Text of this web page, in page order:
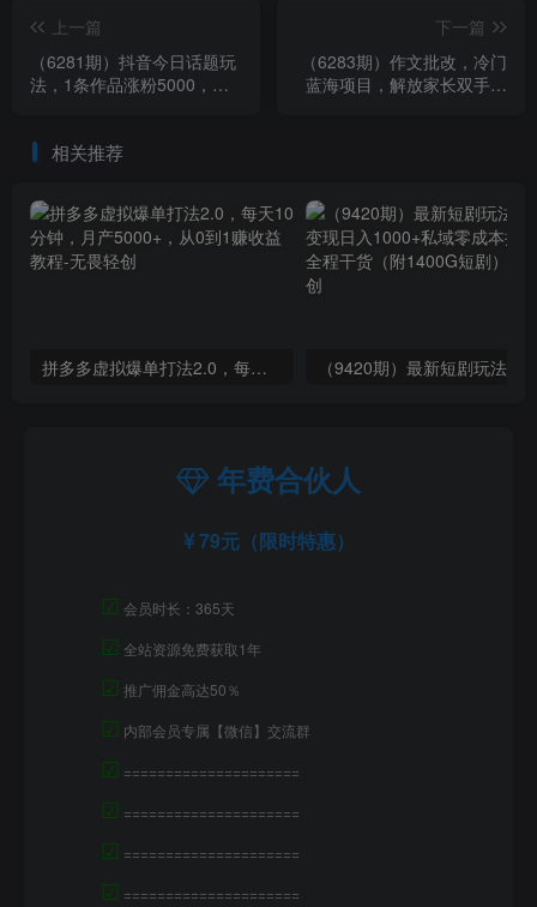
上一篇
（6281期）抖音今日话题玩
法，1条作品涨粉5000，私
下一篇
（6283期）作文批改，冷门
蓝海项目，解放家长双手，
相关推荐
拼多多虚拟爆单打法2.0，每天10分钟，月产5000+，从0到1赚收益教程
年费合伙人
79元（限时特惠）
☑ 会员时长：365天
☑ 全站资源免费获取1年
☑ 推广佣金高达50％
☑ 内部会员专属【微信】交流群
☑ =====================
☑ =====================
☑ =====================
☑ =====================